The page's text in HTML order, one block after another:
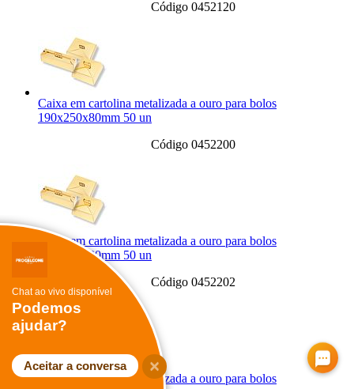
Código 0452120
Caixa em cartolina metalizada a ouro para bolos
190x250x80mm 50 un
Código 0452200
Caixa em cartolina metalizada a ouro para bolos
150x220x80mm 50 un
Código 0452202
Caixa em cartolina metalizada a ouro para bolos
Chat ao vivo disponível
Podemos
ajudar?
Aceitar a conversa